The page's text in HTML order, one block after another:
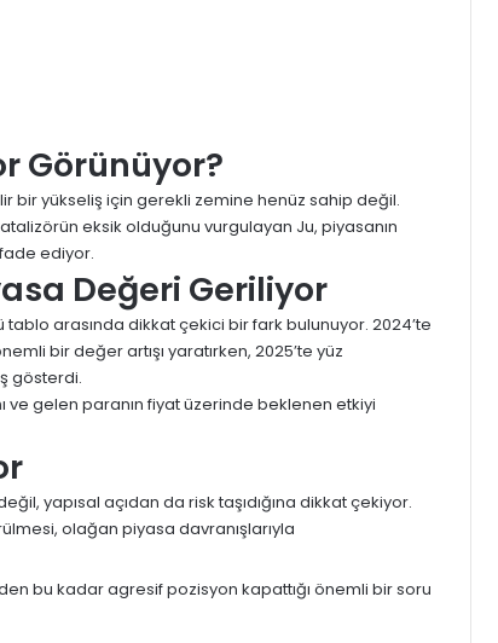
Görünüyor?
bir yükseliş için gerekli zemine henüz sahip değil.
eksik olduğunu vurgulayan Ju, piyasanın
ediyor.
Değeri Geriliyor
tablo arasında dikkat çekici bir fark bulunuyor. 2024’te
bir değer artışı yaratırken, 2025’te yüz
gösterdi.
ve gelen paranın fiyat üzerinde beklenen etkiyi
yapısal açıdan da risk taşıdığına dikkat çekiyor.
olağan piyasa davranışlarıyla
bu kadar agresif pozisyon kapattığı önemli bir soru